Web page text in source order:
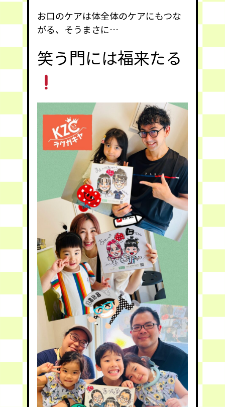
お口のケアは体全体のケアにもつな
がる、そうまさに…
笑う門には福来たる